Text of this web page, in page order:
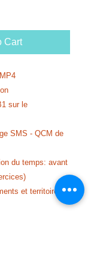
Cart
sur le
SMS - QCM de
du temps: avant
et territoires